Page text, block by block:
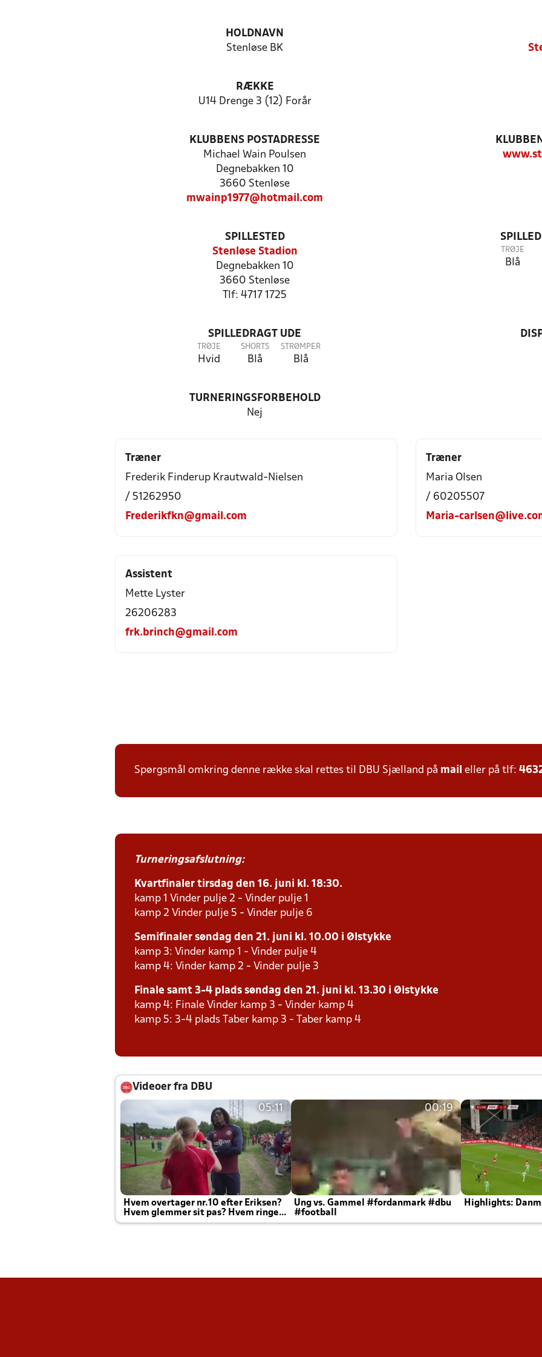
HOLDNAVN
Stenløse BK
RÆKKE
U14 Drenge 3 (12) Forår
KLUBBENS POSTADRESSE
Michael Wain Poulsen
Degnebakken 10
3660 Stenløse
mwainp1977@hotmail.com
SPILLESTED
Stenløse Stadion
Degnebakken 10
3660 Stenløse
Tlf: 4717 1725
TRØJE
Blå
SPILLEDRAGT UDE
TRØJE
Hvid
SHORTS
Blå
STRØMPER
Blå
TURNERINGSFORBEHOLD
Nej
Træner
Frederik Finderup Krautwald-Nielsen
/ 51262950
Frederikfkn@gmail.com
Træner
Maria Olsen
/ 60205507
Maria-
Assistent
Mette Lyster
26206283
frk.brinch@gmail.com
Spørgsmål omkring denne række skal rettes til DBU Sjælland på mail eller på tlf:
Turneringsafslutning:
Kvartfinaler tirsdag den 16. juni kl. 18:30.
kamp 1 Vinder pulje 2 - Vinder pulje 1
kamp 2 Vinder pulje 5 - Vinder pulje 6
Semifinaler søndag den 21. juni kl. 10.00 i Ølstykke
kamp 3: Vinder kamp 1 - Vinder pulje 4
kamp 4: Vinder kamp 2 - Vinder pulje 3
Finale samt 3-4 plads søndag den 21. juni kl. 13.30 i Ølstykke
kamp 4: Finale Vinder kamp 3 - Vinder kamp 4
kamp 5: 3-4 plads Taber kamp 3 - Taber kamp 4
Videoer fra DBU
05:11
Hvem overtager nr.10 efter Eriksen?
Hvem glemmer sit pas? Hvem ringer
Joachim altid til efter kampe?
00:19
Ung vs. Gammel #fordanmark #dbu
#football
Highlights: